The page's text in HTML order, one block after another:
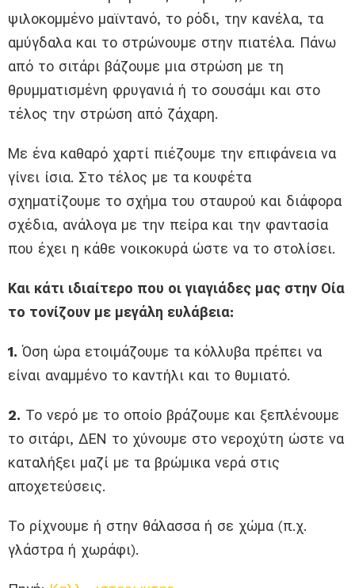
ψιλοκομμένο μαϊντανό, το ρόδι, την κανέλα, τα
αμύγδαλα και το στρώνουμε στην πιατέλα. Πάνω
από το σιτάρι βάζουμε μια στρώση με τη
θρυμματισμένη φρυγανιά ή το σουσάμι και στο
τέλος την στρώση από ζάχαρη.
Με ένα καθαρό χαρτί πιέζουμε την επιφάνεια να
γίνει ίσια. Στο τέλος με τα κουφέτα
σχηματίζουμε το σχήμα του σταυρού και διάφορα
σχέδια, ανάλογα με την πείρα και την φαντασία
που έχει η κάθε νοικοκυρά ώστε να το στολίσει.
Και κάτι ιδιαίτερο που οι γιαγιάδες μας στην Οία
το τονίζουν με μεγάλη ευλάβεια:
1. Όση ώρα ετοιμάζουμε τα κόλλυβα πρέπει να
είναι αναμμένο το καντήλι και το θυμιατό.
2. Το νερό με το οποίο βράζουμε και ξεπλένουμε
το σιτάρι, ΔΕΝ το χύνουμε στο νεροχύτη ώστε να
καταλήξει μαζί με τα βρώμικα νερά στις
αποχετεύσεις.
Το ρίχνουμε ή στην θάλασσα ή σε χώμα (π.χ.
γλάστρα ή χωράφι).